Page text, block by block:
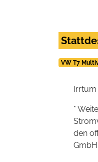
VW T7
Irrtum
*
den